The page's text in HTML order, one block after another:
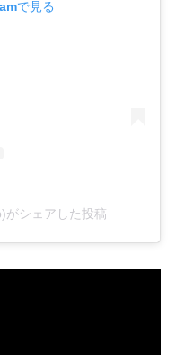
で見る
がシェアした投稿